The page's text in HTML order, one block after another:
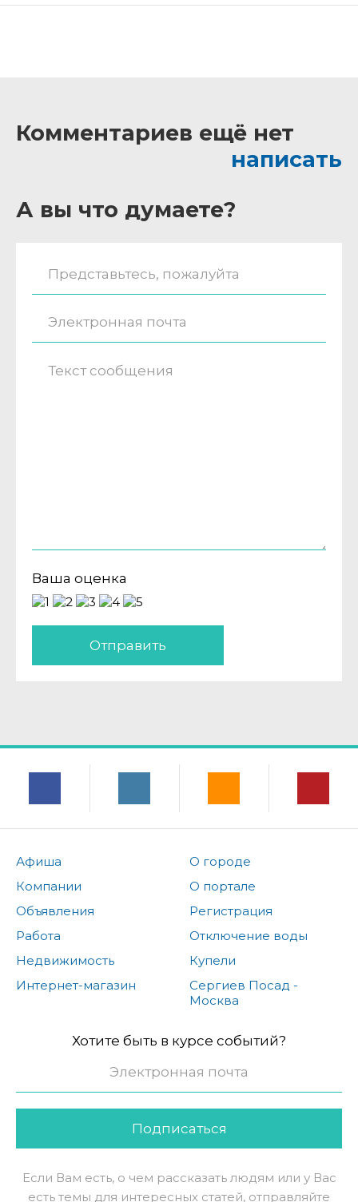
Комментариев ещё нет
написать
А вы что думаете?
Ваша оценка
Отправить
Афиша
Компании
Объявления
Работа
Недвижимость
Интернет-магазин
О городе
О портале
Регистрация
Отключение воды
Купели
Сергиев Посад -
Москва
Хотите быть в курсе событий?
Подписаться
Если Вам есть, о чем рассказать людям или у Вас
есть темы для интересных статей, отправляйте